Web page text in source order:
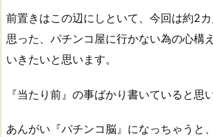
前置きはこの辺にしといて、今回は約2
思った、パチンコ屋に行かない為の心構
いきたいと思います。
『当たり前』の事ばかり書いていると思
あんがい『パチンコ脳』になっちゃうと